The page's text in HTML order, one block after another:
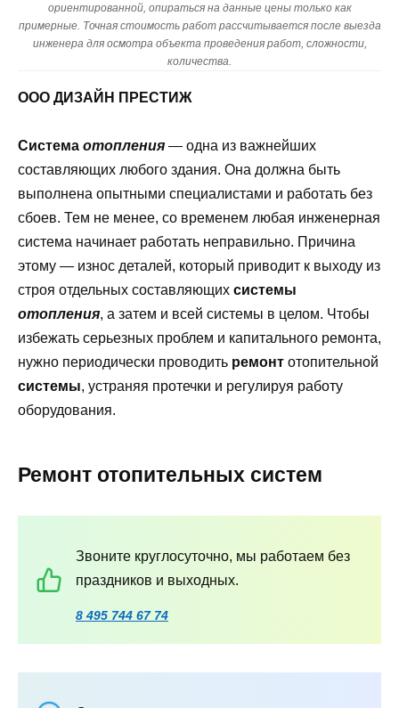
ориентированной, опираться на данные цены только как
примерные. Точная стоимость работ рассчитывается после выезда
инженера для осмотра объекта проведения работ, сложности,
количества.
ООО ДИЗАЙН ПРЕСТИЖ
Система отопления — одна из важнейших
составляющих любого здания. Она должна быть
выполнена опытными специалистами и работать без
сбоев. Тем не менее, со временем любая инженерная
система начинает работать неправильно. Причина
этому — износ деталей, который приводит к выходу из
строя отдельных составляющих системы
отопления, а затем и всей системы в целом. Чтобы
избежать серьезных проблем и капитального ремонта,
нужно периодически проводить ремонт отопительной
системы, устраняя протечки и регулируя работу
оборудования.
Ремонт отопительных систем
Звоните круглосуточно, мы работаем без
праздников и выходных.
8 495 744 67 74